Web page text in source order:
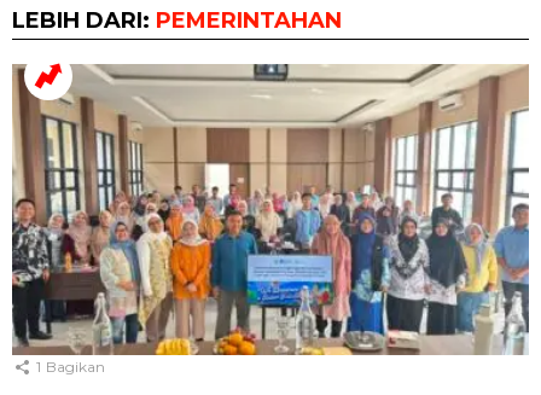
LEBIH DARI: PEMERINTAHAN
1 Bagikan